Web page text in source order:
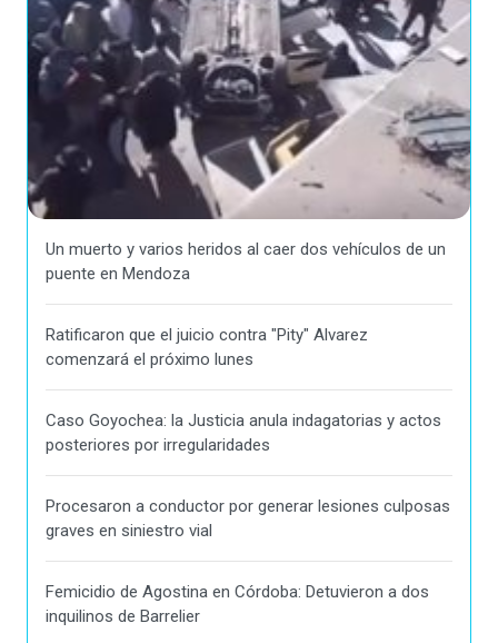
Un muerto y varios heridos al caer dos vehículos de un
puente en Mendoza
Ratificaron que el juicio contra "Pity" Alvarez
comenzará el próximo lunes
Caso Goyochea: la Justicia anula indagatorias y actos
posteriores por irregularidades
Procesaron a conductor por generar lesiones culposas
graves en siniestro vial
Femicidio de Agostina en Córdoba: Detuvieron a dos
inquilinos de Barrelier